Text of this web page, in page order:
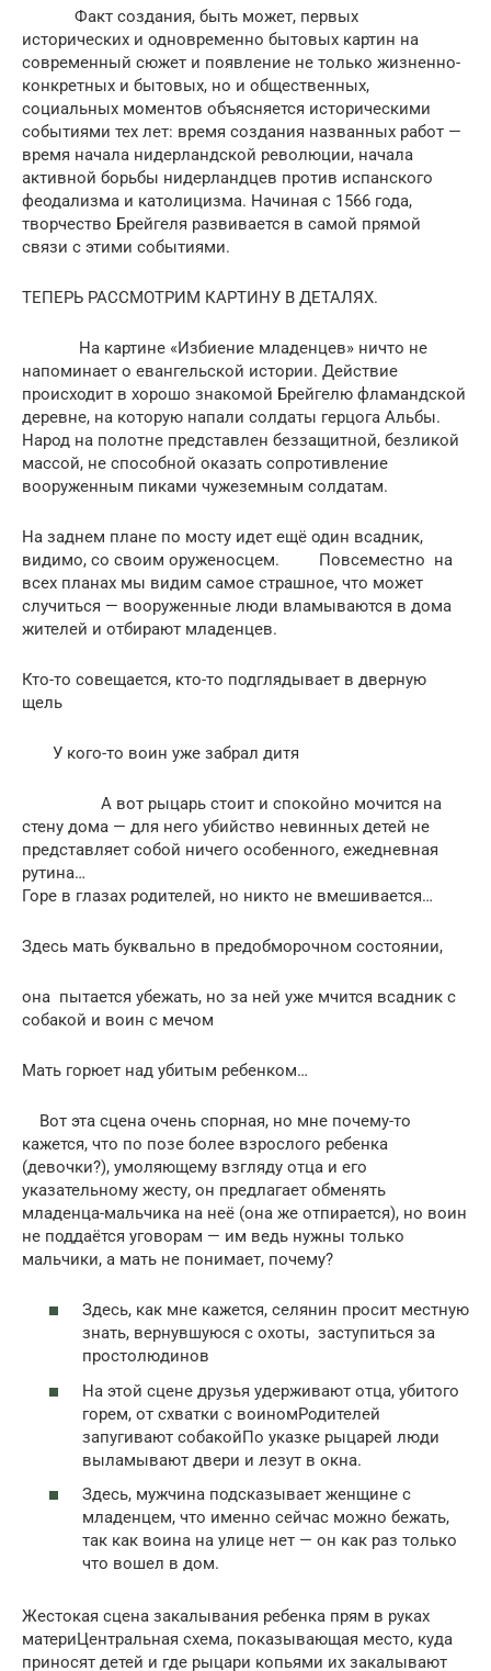
Факт создания, быть может, первых
исторических и одновременно бытовых картин на
современный сюжет и появление не только жизненно-
конкретных и бытовых, но и общественных,
социальных моментов объясняется историческими
событиями тех лет: время создания названных работ —
время начала нидерландской революции, начала
активной борьбы нидерландцев против испанского
феодализма и католицизма. Начиная с 1566 года,
творчество Брейгеля развивается в самой прямой
связи с этими событиями.
ТЕПЕРЬ РАССМОТРИМ КАРТИНУ В ДЕТАЛЯХ.
На картине «Избиение младенцев» ничто не
напоминает о евангельской истории. Действие
происходит в хорошо знакомой Брейгелю фламандской
деревне, на которую напали солдаты герцога Альбы.
Народ на полотне представлен беззащитной, безликой
массой, не способной оказать сопротивление
вооруженным пиками чужеземным солдатам.
На заднем плане по мосту идет ещё один всадник,
видимо, со своим оруженосцем. Повсеместно на
всех планах мы видим самое страшное, что может
случиться — вооруженные люди вламываются в дома
жителей и отбирают младенцев.
Кто-то совещается, кто-то подглядывает в дверную
щель
У кого-то воин уже забрал дитя
А вот рыцарь стоит и спокойно мочится на
стену дома — для него убийство невинных детей не
представляет собой ничего особенного, ежедневная
рутина…
Горе в глазах родителей, но никто не вмешивается…
Здесь мать буквально в предобморочном состоянии,
она пытается убежать, но за ней уже мчится всадник с
собакой и воин с мечом
Мать горюет над убитым ребенком…
Вот эта сцена очень спорная, но мне почему-то
кажется, что по позе более взрослого ребенка
(девочки?), умоляющему взгляду отца и его
указательному жесту, он предлагает обменять
младенца-мальчика на неё (она же отпирается), но воин
не поддаётся уговорам — им ведь нужны только
мальчики, а мать не понимает, почему?
Здесь, как мне кажется, селянин просит местную
знать, вернувшуюся с охоты, заступиться за
простолюдинов
На этой сцене друзья удерживают отца, убитого
горем, от схватки с воиномРодителей
запугивают собакойПо указке рыцарей люди
выламывают двери и лезут в окна.
Здесь, мужчина подсказывает женщине с
младенцем, что именно сейчас можно бежать,
так как воина на улице нет — он как раз только
что вошел в дом.
Жестокая сцена закалывания ребенка прям в руках
материЦентральная схема, показывающая место, куда
приносят детей и где рыцари копьями их закалывают